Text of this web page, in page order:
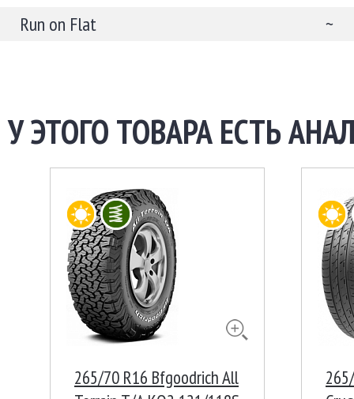
Run on Flat
~
У ЭТОГО ТОВАРА ЕСТЬ
265/70 R16 Bfgoodrich All